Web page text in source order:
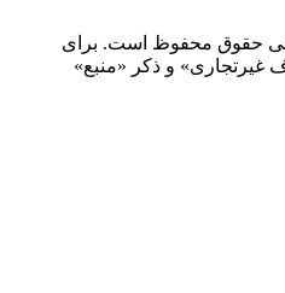
شما. تمامی حقوق محفوظ است. برای
غیرتجاری» و ذکر «منبع»